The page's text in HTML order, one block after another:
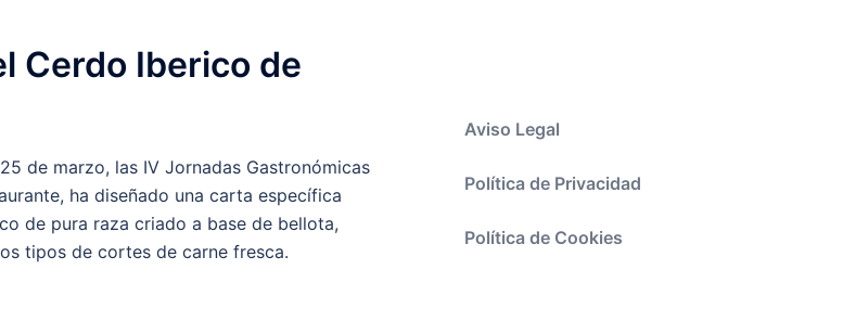
Cerdo Iberico de
de marzo, las IV Jornadas Gastronómicas
ha diseñado una carta específica
de pura raza criado a base de bellota,
tipos de cortes de carne fresca.
Aviso Legal
Política de Privacidad
Política de Cookies